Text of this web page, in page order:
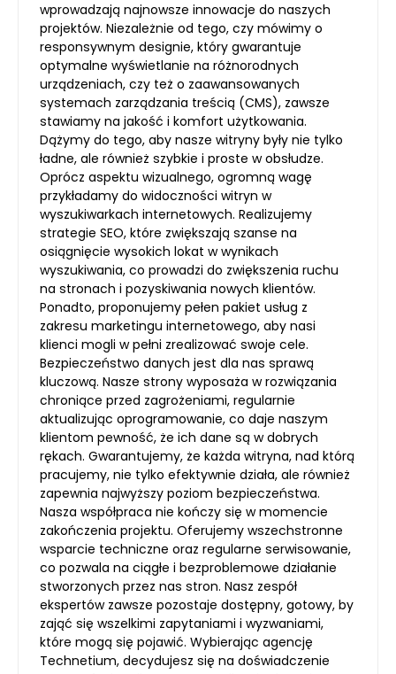
wprowadzają najnowsze innowacje do naszych
projektów. Niezależnie od tego, czy mówimy o
responsywnym designie, który gwarantuje
optymalne wyświetlanie na różnorodnych
urządzeniach, czy też o zaawansowanych
systemach zarządzania treścią (CMS), zawsze
stawiamy na jakość i komfort użytkowania.
Dążymy do tego, aby nasze witryny były nie tylko
ładne, ale również szybkie i proste w obsłudze.
Oprócz aspektu wizualnego, ogromną wagę
przykładamy do widoczności witryn w
wyszukiwarkach internetowych. Realizujemy
strategie SEO, które zwiększają szanse na
osiągnięcie wysokich lokat w wynikach
wyszukiwania, co prowadzi do zwiększenia ruchu
na stronach i pozyskiwania nowych klientów.
Ponadto, proponujemy pełen pakiet usług z
zakresu marketingu internetowego, aby nasi
klienci mogli w pełni zrealizować swoje cele.
Bezpieczeństwo danych jest dla nas sprawą
kluczową. Nasze strony wyposaża w rozwiązania
chroniące przed zagrożeniami, regularnie
aktualizując oprogramowanie, co daje naszym
klientom pewność, że ich dane są w dobrych
rękach. Gwarantujemy, że każda witryna, nad którą
pracujemy, nie tylko efektywnie działa, ale również
zapewnia najwyższy poziom bezpieczeństwa.
Nasza współpraca nie kończy się w momencie
zakończenia projektu. Oferujemy wszechstronne
wsparcie techniczne oraz regularne serwisowanie,
co pozwala na ciągłe i bezproblemowe działanie
stworzonych przez nas stron. Nasz zespół
ekspertów zawsze pozostaje dostępny, gotowy, by
zająć się wszelkimi zapytaniami i wyzwaniami,
które mogą się pojawić. Wybierając agencję
Technetium, decydujesz się na doświadczenie